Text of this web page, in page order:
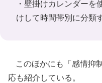
・壁掛けカレンダーを
けして時間帯別に分類
このほかにも「感情抑
応も紹介している。